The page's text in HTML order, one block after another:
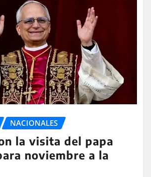
NACIONALES
la visita del papa
noviembre a la